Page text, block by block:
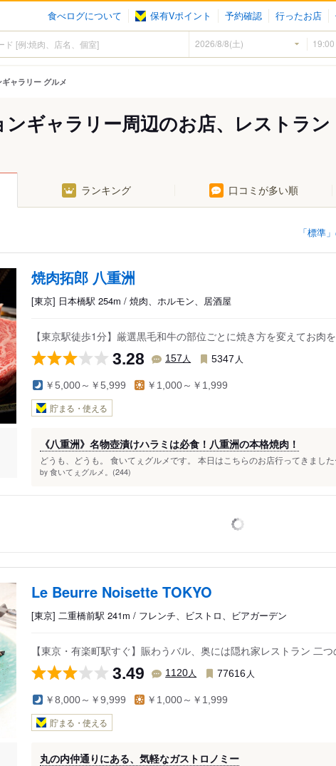
食べログについて 保有Vポイント 予約確認 行ったお店
ャラリー グルメ
ギャラリー周辺のお店、レストラン
ランキング 口コミが多い順
「標準
焼肉拓郎 八重洲
[東京] 日本橋駅 254m / 焼肉、ホルモン、居酒屋
【東京駅徒歩1分】厳選黒毛和牛の部位ごとに焼き方を変えてお肉
3.28 157 人 5347 人
￥5,000～￥5,999 ￥1,000～￥1,999
貯まる・使える
《八重洲》名物壺漬けハラミは必食！八重洲の本格焼肉！
どうも、どうも。 食いてぇグルメです。 本日はこちらのお店行ってきまし
by 食いてぇグルメ。(244)
Le Beurre Noisette TOKYO
[東京] 二重橋前駅 241m / フレンチ、ビストロ、ビアガーデン
【東京・有楽町駅すぐ】賑わうバル、奥には隠れ家レストラン 二
3.49 1120人 77616 人
￥8,000～￥9,999 ￥1,000～￥1,999
貯まる・使える
丸の内仲通りにある、気軽なガストロノミー